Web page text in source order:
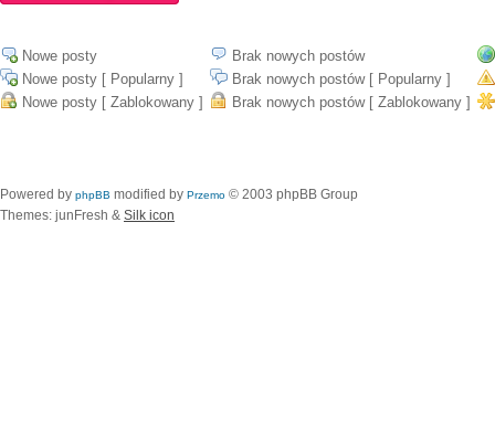
Nowe posty
Brak nowych postów
Nowe posty [ Popularny ]
Brak nowych postów [ Popularny ]
Nowe posty [ Zablokowany ]
Brak nowych postów [ Zablokowany ]
Powered by phpBB modified by Przemo © 2003 phpBB Group
Themes: junFresh & Silk icon